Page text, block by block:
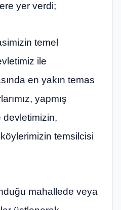
yer verdi;
temel
ile
en yakın temas
yapmış
devletimizin,
temsilcisi
mahallede veya